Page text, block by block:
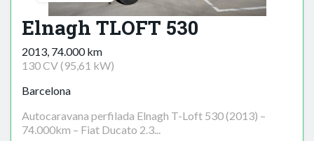
Elnagh TLOFT 530
2013, 74.000 km
130 CV (95,61 kW)
Barcelona
Autocaravana perfilada Elnagh T-Loft 530 (2013) –
74.000km – Fiat Ducato 2.3...